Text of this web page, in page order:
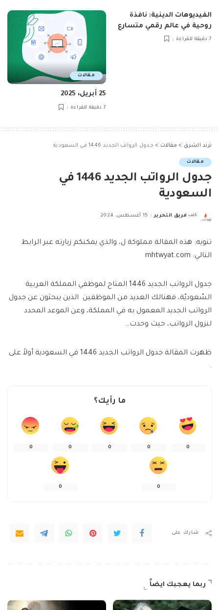
الفيديوهات الدينية: نافذة
روحية في عالم رقمي متسارع
7 دقيقة للقراءة
مقالات
25 أبريل، 2025
7 دقيقة للقراءة
ترند الشرق > مقالات >جدول الرواتب الجديد 1446 في السعودية
مقالات
جدول الرواتب الجديد 1446 في
السعودية
Posted
كتب فريق التحرير 15 أغسطس، 2024
تنويه: هذه المقالة مملوكة ل، والذي يمكنكم زيارته عبر الرابط
التالي: mhtwyat.com
جدول الرواتب الجديد 1446 المتاح لموظفي المملكة العربية
السّعوديّة، فهنالك العديد من الموظفين الذين يبحثون عن جدول
الرواتب الجديد المعمول به في المملكة، وعن الموعد المحدد
لنزول الرواتب، حيث وحدت…
ظهرت المقالة جدول الرواتب الجديد 1446 في السعودية أولاً على
.
ما رأيك؟
0
0
0
0
0
0
0
شارك على
ربما يعجبك ايضاً